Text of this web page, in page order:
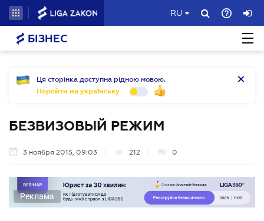
RU
БІЗНЕС
Ця сторінка доступна рідною мовою.
Перейти на українську
БЕЗВИЗОВЫЙ РЕЖИМ
3 ноября 2015, 09:03 212 0
Реклама